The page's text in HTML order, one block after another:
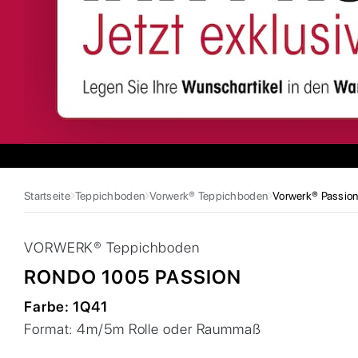
Startseite Teppichboden Vorwerk® Teppichboden Vorwerk® Passion
VORWERK® Teppichboden
RONDO 1005 PASSION
Farbe:1Q41
Format:4m/5m Rolle oder Raummaß